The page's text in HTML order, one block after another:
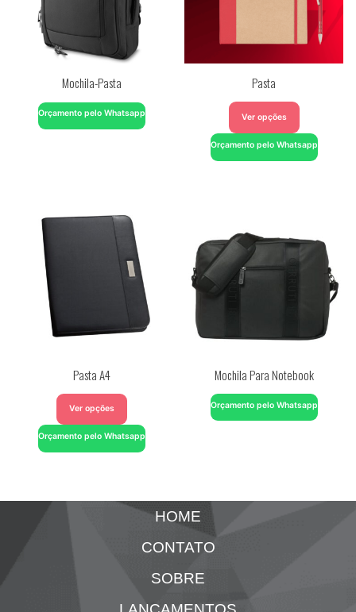
Mochila-Pasta
Orçamento pelo Whatsapp
Pasta
Ver opções
Orçamento pelo Whatsapp
Pasta A4
Ver opções
Orçamento pelo Whatsapp
Mochila Para Notebook
Orçamento pelo Whatsapp
HOME
CONTATO
SOBRE